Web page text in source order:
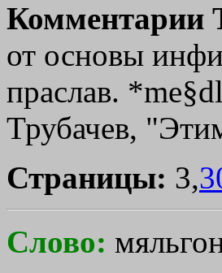
Комментарии
от основы
праслав.
Трубачев,
Страницы: 3,
Слово: